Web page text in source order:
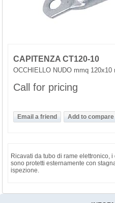
CAPITENZA CT120-10
OCCHIELLO NUDO mmq 120x10
Call for pricing
Ricavati da tubo di rame elettronico,
sono protetti esternamente con
ispezione.